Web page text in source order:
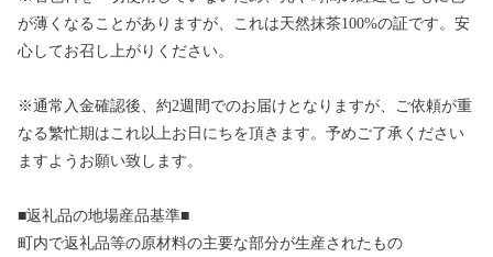
が薄くなることがありますが、これは天然抹茶100%の証です。安
心してお召し上がりください。
※通常入金確認後、約2週間でのお届けとなりますが、ご依頼が重
なる繁忙期はこれ以上お日にちを頂きます。予めご了承ください
ますようお願い致します。
■返礼品の地場産品基準■
町内で返礼品等の原材料の主要な部分が生産されたもの